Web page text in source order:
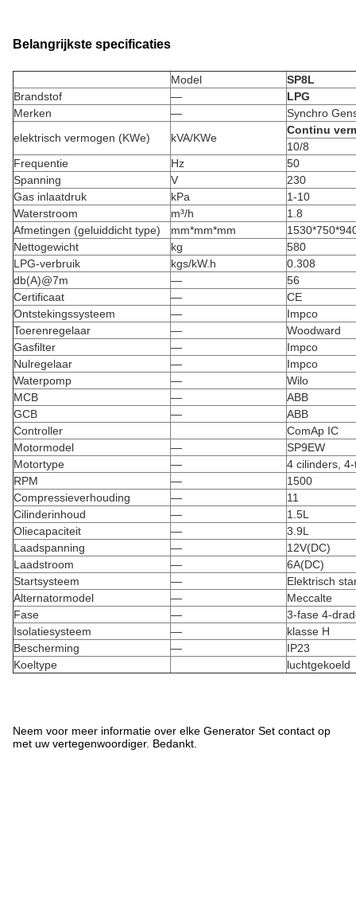
Belangrijkste specificaties
Model
SP8L
Brandstof
—
LPG
Merken
—
Synchro
elektrisch vermogen (KWe)
kVA/KWe
Continu
10/8
Frequentie
Hz
50
Spanning
V
230
Gas inlaatdruk
kPa
1-10
Waterstroom
m³/h
1.8
Afmetingen (geluiddicht type)
mm*mm*mm
Nettogewicht
kg
580
LPG-verbruik
kgs/kW.h
0.308
db(A)@7m
—
56
Certificaat
—
CE
Ontstekingssysteem
—
Impco
Toerenregelaar
—
Woodward
Gasfilter
—
Impco
Nulregelaar
—
Impco
Waterpomp
—
Wilo
MCB
—
ABB
GCB
—
ABB
Controller
ComAp IC
Motormodel
—
SP9EW
Motortype
—
4 cilinders,
RPM
—
1500
Compressieverhouding
—
11
Cilinderinhoud
—
1.5L
Oliecapaciteit
—
3.9L
Laadspanning
—
12V(DC)
Laadstroom
—
6A(DC)
Startsysteem
—
Elektrisch
Alternatormodel
—
Meccalte
Fase
—
3-fase 4-
Isolatiesysteem
—
klasse H
Bescherming
—
IP23
Koeltype
luchtgekoeld
Neem voor meer informatie over elke Generator Set contact op
met uw vertegenwoordiger. Bedankt.